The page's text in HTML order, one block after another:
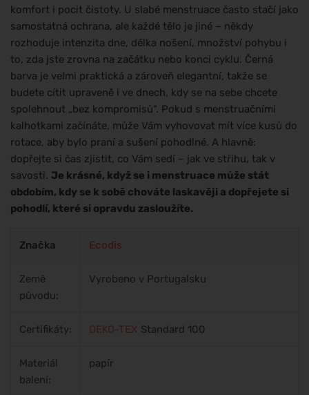
komfort i pocit čistoty. U slabé menstruace často stačí jako
samostatná ochrana, ale každé tělo je jiné – někdy
rozhoduje intenzita dne, délka nošení, množství pohybu i
to, zda jste zrovna na začátku nebo konci cyklu. Černá
barva je velmi praktická a zároveň elegantní, takže se
budete cítit upraveně i ve dnech, kdy se na sebe chcete
spolehnout „bez kompromisů“. Pokud s menstruačními
kalhotkami začínáte, může Vám vyhovovat mít více kusů do
rotace, aby bylo praní a sušení pohodlné. A hlavně:
dopřejte si čas zjistit, co Vám sedí – jak ve střihu, tak v
savosti. Je krásné, když se i menstruace může stát
obdobím, kdy se k sobě chováte laskavěji a dopřejete si
pohodlí, které si opravdu zasloužíte.
Značka Ecodis
Země
původu:
Vyrobeno v Portugalsku
Certifikáty: OEKO-TEX Standard 100
Materiál
balení:
papír